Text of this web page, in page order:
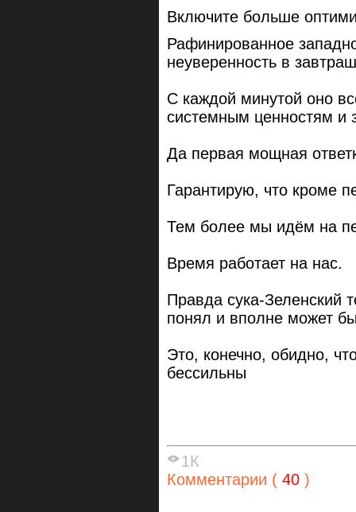
Включите больше
Рафинированное
неуверенность в
С каждой минутой оно
системным ценностям и
Да первая мощная
Гарантирую, что кроме
Тем более мы идём на
Время работает на нас.
Правда сука-Зеленский
понял и вполне может
Это, конечно, обидно,
бессильны
1К
Комментарии ( 40 )